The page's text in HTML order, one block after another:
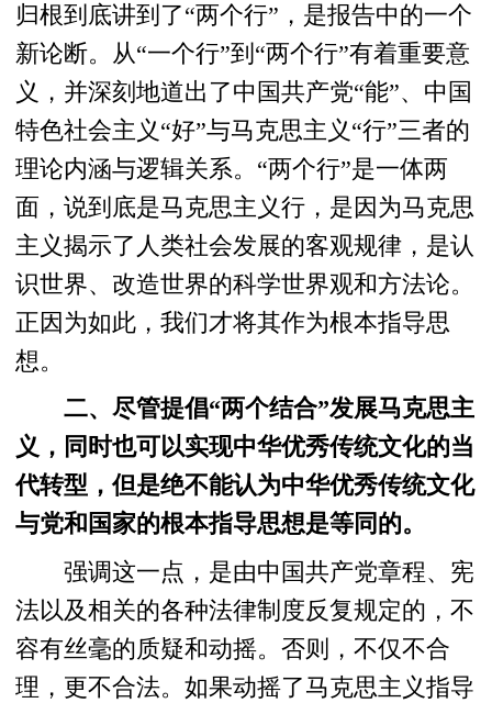
归根到底讲到了“两个行”，是报告中的一个
新论断。从“一个行”到“两个行”有着重要意
义，并深刻地道出了中国共产党“能”、中国
特色社会主义“好”与马克思主义“行”三者的
理论内涵与逻辑关系。“两个行”是一体两
面，说到底是马克思主义行，是因为马克思
主义揭示了人类社会发展的客观规律，是认
识世界、改造世界的科学世界观和方法论。
正因为如此，我们才将其作为根本指导思
想。
二、尽管提倡“两个结合”发展马克思主
义，同时也可以实现中华优秀传统文化的当
代转型，但是绝不能认为中华优秀传统文化
与党和国家的根本指导思想是等同的。
强调这一点，是由中国共产党章程、宪
法以及相关的各种法律制度反复规定的，不
容有丝毫的质疑和动摇。否则，不仅不合
理，更不合法。如果动摇了马克思主义指导